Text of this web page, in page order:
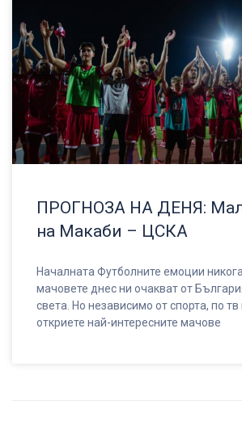
ПРОГНОЗА НА ДЕНЯ:
на Макаби – ЦСКА
Началната Футболните емоции
мачовете днес ни очакват от
света. Но независимо от спорта, по
откриете най-интересните мачове